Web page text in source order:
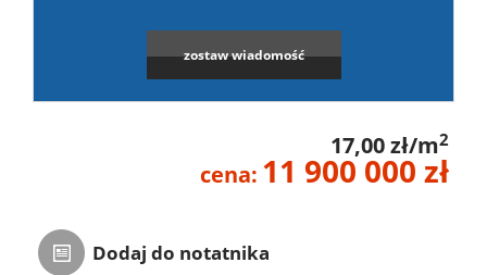
zostaw wiadomość
17,00 zł/m2
cena: 11 900 000 zł
Dodaj do notatnika